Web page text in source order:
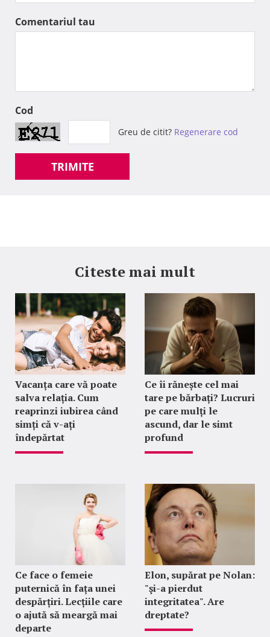
Comentariul tau
Cod
Greu de citit? Regenerare cod
TRIMITE
Citeste mai mult
Vacanța care vă poate
salva relația. Cum
reaprinzi iubirea când
simți că v-ați
îndepărtat
Ce îi rănește cel mai
tare pe bărbați? Lucruri
pe care mulți le
ascund, dar le simt
profund
Ce face o femeie
puternică în fața unei
despărțiri. Lecțiile care
o ajută să meargă mai
departe
Elon, supărat pe Nolan:
"şi-a pierdut
integritatea". Are
dreptate?